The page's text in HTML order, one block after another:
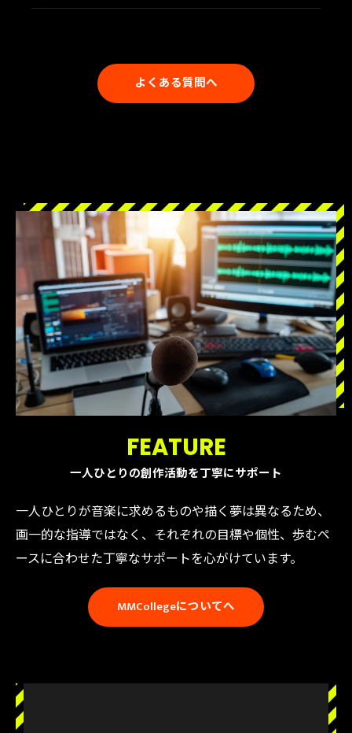
よくある質問へ
FEATURE
一人ひとりの創作活動を丁寧にサポート
一人ひとりが音楽に求めるものや描く夢は異なるため、
画一的な指導ではなく、それぞれの目標や個性、歩むペ
ースに合わせた丁寧なサポートを心がけています。
MMCollegeについてへ